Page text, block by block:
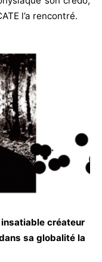
l’a rencontré.
créateur
sa globalité la